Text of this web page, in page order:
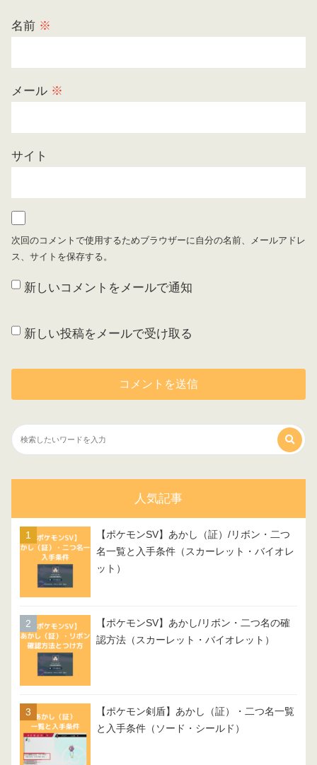
名前 ※
メール ※
サイト
次回のコメントで使用するためブラウザーに自分の名前、メールアドレ
ス、サイトを保存する。
新しいコメントをメールで通知
新しい投稿をメールで受け取る
人気記事
【ポケモンSV】あかし（証）/リボン・二つ
名一覧と入手条件（スカーレット・バイオレ
ット）
【ポケモンSV】あかし/リボン・二つ名の確
認方法（スカーレット・バイオレット）
【ポケモン剣盾】あかし（証）・二つ名一覧
と入手条件（ソード・シールド）